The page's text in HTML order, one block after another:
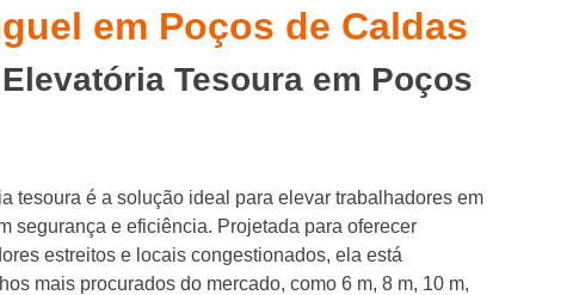
em Poços de Caldas
Tesoura em Poços
tesoura é a solução ideal para elevar trabalhadores em
segurança e eficiência. Projetada para oferecer
estreitos e locais congestionados, ela está
mais procurados do mercado, como 6 m, 8 m, 10 m,